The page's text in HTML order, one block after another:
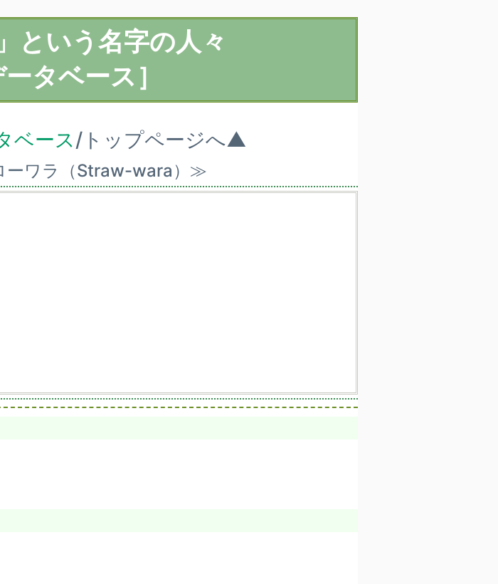
という名字の人々
タベース］
ベース/トップページへ▲
ーワラ（Straw-wara）≫